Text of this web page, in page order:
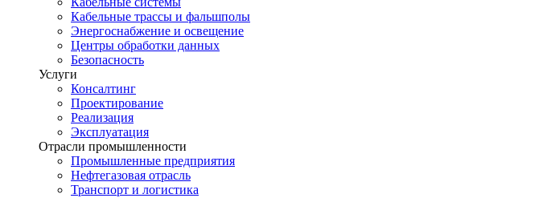
Кабельные трассы и фальшполы
Энергоснабжение и освещение
Центры обработки данных
Безопасность
Услуги
Консалтинг
Проектирование
Реализация
Эксплуатация
Отрасли промышленности
Промышленные предприятия
Нефтегазовая отрасль
Транспорт и логистика